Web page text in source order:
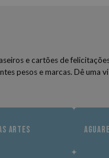
e cartões de
pesos e marcas. Dê uma
ARTES